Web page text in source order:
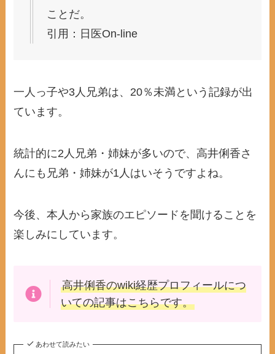
ことだ。
引用：日医On-line
一人っ子や3人兄弟は、20％未満という記録が出
ています。
統計的に2人兄弟・姉妹が多いので、高井俐香さ
んにも兄弟・姉妹が1人はいそうですよね。
今後、本人から家族のエピソードを聞けることを
楽しみにしています。
高井俐香のwiki経歴プロフィールにつ
いての記事はこちらです。
あわせて読みたい